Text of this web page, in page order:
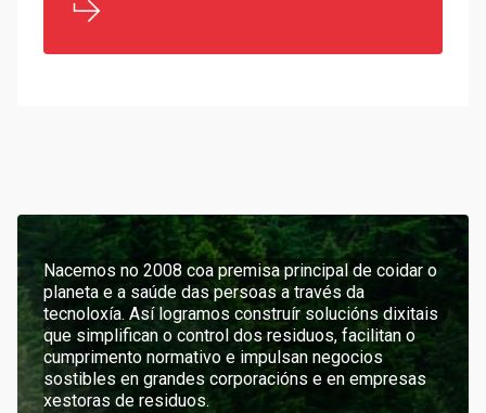
Nacemos no 2008 coa premisa principal de coidar o
planeta e a saúde das persoas a través da
tecnoloxía. Así logramos construír solucións dixitais
que simplifican o control dos residuos, facilitan o
cumprimento normativo e impulsan negocios
sostibles en grandes corporacións e en empresas
xestoras de residuos.